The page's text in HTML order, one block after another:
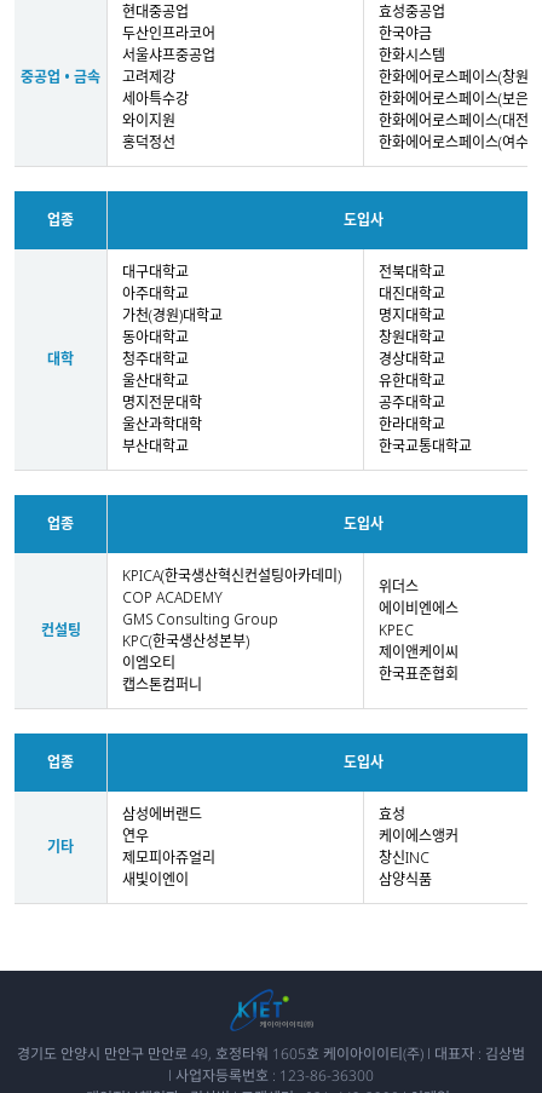
중공업 • 금속
현대중공업
두산인프라코어
서울샤프중공업
고려제강
세아특수강
와이지원
홍덕정선
효성중공업
한국야금
한화시스템
한화에어로스페이스(창원)
한화에어로스페이스(보은)
한화에어로스페이스(대전)
한화에어로스페이스(여수)
업종 도입사
대학
대구대학교
아주대학교
가천(경원)대학교
동아대학교
청주대학교
울산대학교
명지전문대학
울산과학대학
부산대학교
전북대학교
대진대학교
명지대학교
창원대학교
경상대학교
유한대학교
공주대학교
한라대학교
한국교통대학교
업종 도입사
컨설팅
KPICA(한국생산혁신컨설팅아카데미)
COP ACADEMY
GMS Consulting Group
KPC(한국생산성본부)
이엠오티
캡스톤컴퍼니
위더스
에이비엔에스
KPEC
제이앤케이씨
한국표준협회
업종 도입사
기타
삼성에버랜드
연우
제모피아쥬얼리
새빛이엔이
효성
케이에스앵커
창신INC
삼양식품
경기도 안양시 만안구 만안로 49, 호정타워 1605호 케이아이이티(주) l 대표자 : 김상범
l 사업자등록번호 : 123-86-36300